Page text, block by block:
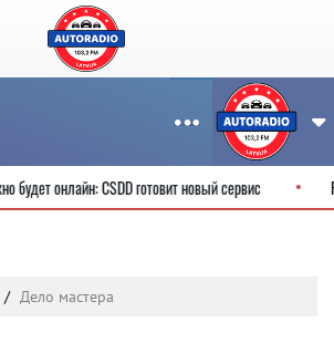
будет онлайн: CSDD готовит новый сервис
Дело мастера